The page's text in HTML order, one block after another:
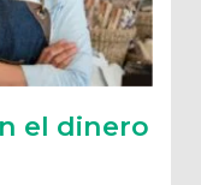
el dinero